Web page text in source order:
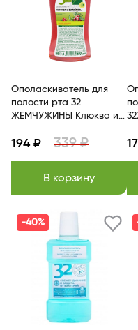
Ополаскиватель для
полости рта 32
ЖЕМЧУЖИНЫ Клюква и
MODUM
194 ₽ 339 ₽
В корзину
-40%